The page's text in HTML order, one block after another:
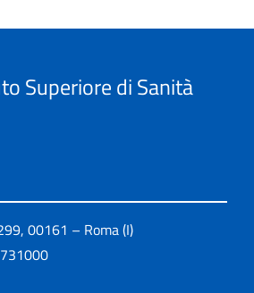
Superiore di Sanità
00161 – Roma (I)